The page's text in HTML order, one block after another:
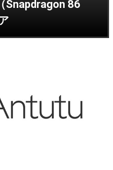
Snapdragon 86